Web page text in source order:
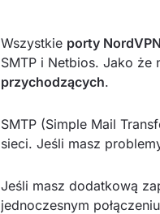
Wszystkie porty
SMTP i Netbios. Jako że
przychodzących.
SMTP (Simple Mail
sieci. Jeśli masz
Jeśli masz dodatkową
jednoczesnym